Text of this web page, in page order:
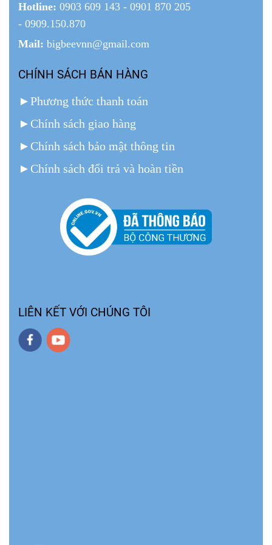
Hotline: 0903 609 143 - 0901 870 205
- 0909.150.870
Mail: bigbeevnn@gmail.com
CHÍNH SÁCH BÁN HÀNG
►Phương thức thanh toán
► Chính sách giao hàng
► Chính sách bảo mật thông tin
► Chính sách đổi trả và hoàn tiền
LIÊN KẾT VỚI CHÚNG TÔI